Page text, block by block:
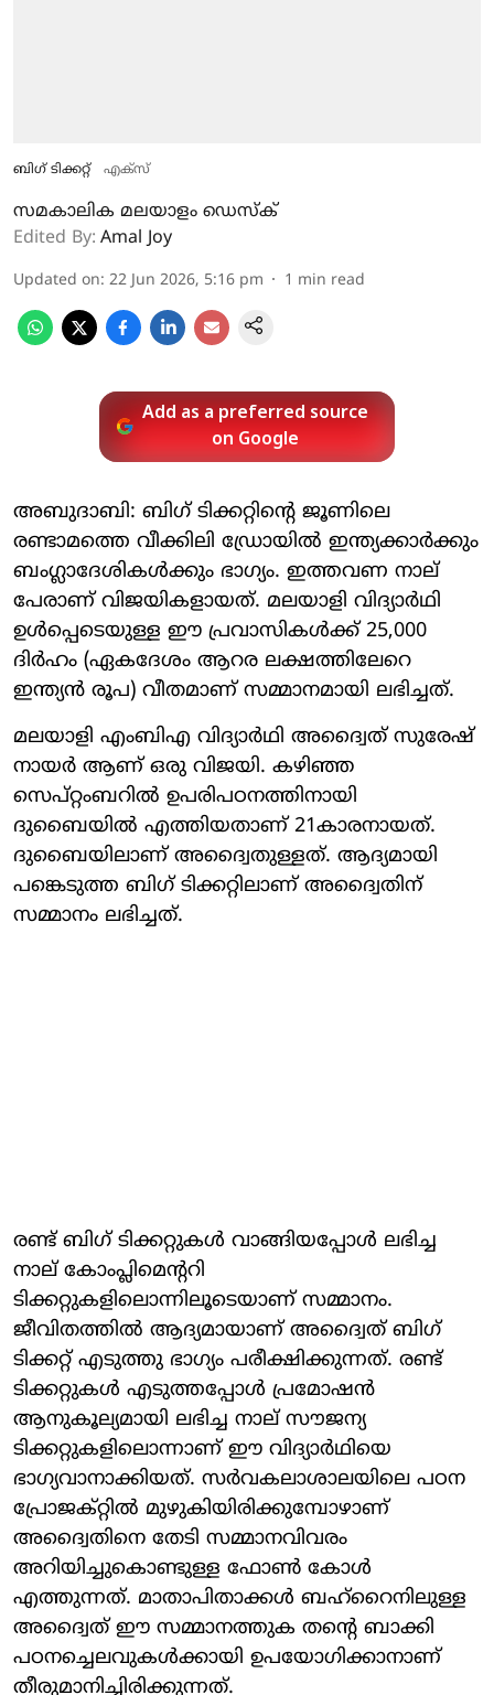
ബിഗ് ടിക്കറ്റ് എക്‌സ്
സമകാലിക മലയാളം ഡെസ്ക്
Edited By: Amal Joy
Updated on: 22 Jun 2026, 5:16 pm 1 min read
Add as a preferred source
on Google
അബുദാബി: ബിഗ് ടിക്കറ്റിന്റെ ജൂണിലെ
രണ്ടാമത്തെ വീക്കിലി ഡ്രോയില്‍ ഇന്ത്യക്കാര്‍ക്കും
ബംഗ്ലാദേശികള്‍ക്കും ഭാഗ്യം. ഇത്തവണ നാല്
പേരാണ് വിജയികളായത്. മലയാളി വിദ്യാര്‍ഥി
ഉള്‍പ്പെടെയുള്ള ഈ പ്രവാസികള്‍ക്ക് 25,000
ദിര്‍ഹം (ഏകദേശം ആറര ലക്ഷത്തിലേറെ
ഇന്ത്യന്‍ രൂപ) വീതമാണ് സമ്മാനമായി ലഭിച്ചത്.
മലയാളി എംബിഎ വിദ്യാര്‍ഥി അദ്വൈത് സുരേഷ്
നായര്‍ ആണ് ഒരു വിജയി. കഴിഞ്ഞ
സെപ്റ്റംബറില്‍ ഉപരിപഠനത്തിനായി
ദുബൈയില്‍ എത്തിയതാണ് 21കാരനായത്.
ദുബൈയിലാണ് അദ്വൈതുള്ളത്. ആദ്യമായി
പങ്കെടുത്ത ബിഗ് ടിക്കറ്റിലാണ് അദ്വൈതിന്
സമ്മാനം ലഭിച്ചത്.
രണ്ട് ബിഗ് ടിക്കറ്റുകള്‍ വാങ്ങിയപ്പോള്‍ ലഭിച്ച
നാല് കോംപ്ലിമെന്ററി
ടിക്കറ്റുകളിലൊന്നിലൂടെയാണ് സമ്മാനം.
ജീവിതത്തില്‍ ആദ്യമായാണ് അദ്വൈത് ബിഗ്
ടിക്കറ്റ് എടുത്തു ഭാഗ്യം പരീക്ഷിക്കുന്നത്. രണ്ട്
ടിക്കറ്റുകള്‍ എടുത്തപ്പോള്‍ പ്രമോഷന്‍
ആനുകൂല്യമായി ലഭിച്ച നാല് സൗജന്യ
ടിക്കറ്റുകളിലൊന്നാണ് ഈ വിദ്യാര്‍ഥിയെ
ഭാഗ്യവാനാക്കിയത്. സര്‍വകലാശാലയിലെ പഠന
പ്രോജക്റ്റില്‍ മുഴുകിയിരിക്കുമ്പോഴാണ്
അദ്വൈതിനെ തേടി സമ്മാനവിവരം
അറിയിച്ചുകൊണ്ടുള്ള ഫോണ്‍ കോള്‍
എത്തുന്നത്. മാതാപിതാക്കള്‍ ബഹ്‌റൈനിലുള്ള
അദ്വൈത് ഈ സമ്മാനത്തുക തന്റെ ബാക്കി
പഠനച്ചെലവുകള്‍ക്കായി ഉപയോഗിക്കാനാണ്
തീരുമാനിച്ചിരിക്കുന്നത്.